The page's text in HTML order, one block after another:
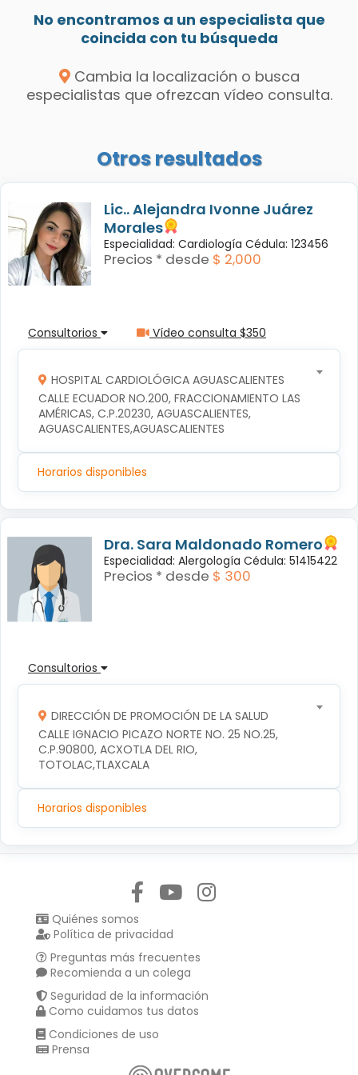
No encontramos a un especialista que
coincida con tu búsqueda
Cambia la localización o busca
especialistas que ofrezcan vídeo consulta.
Otros resultados
Lic.. Alejandra Ivonne Juárez
Morales
Especialidad: Cardiología Cédula: 123456
Precios * desde $ 2,000
Consultorios Vídeo consulta $350
HOSPITAL CARDIOLÓGICA AGUASCALIENTES
CALLE ECUADOR NO.200, FRACCIONAMIENTO LAS
AMÉRICAS, C.P.20230, AGUASCALIENTES,
AGUASCALIENTES,AGUASCALIENTES
Horarios disponibles
Dra. Sara Maldonado Romero
Especialidad: Alergología Cédula: 51415422
Precios * desde $ 300
Consultorios
DIRECCIÓN DE PROMOCIÓN DE LA SALUD
CALLE IGNACIO PICAZO NORTE NO. 25 NO.25,
C.P.90800, ACXOTLA DEL RIO,
TOTOLAC,TLAXCALA
Horarios disponibles
Quiénes somos
Política de privacidad
Preguntas más frecuentes
Recomienda a un colega
Seguridad de la información
Como cuidamos tus datos
Condiciones de uso
Prensa